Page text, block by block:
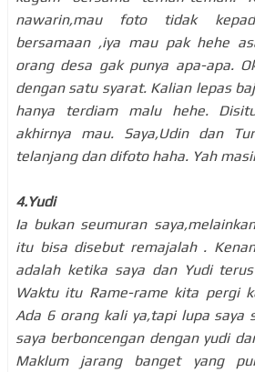
nawarin,mau foto tidak
bersamaan ,iya mau pak hehe
orang desa gak punya apa-apa.
dengan satu syarat. Kalian lepas
hanya terdiam malu hehe.
akhirnya mau. Saya,Udin dan
telanjang dan difoto haha. Yah
4.Yudi
Ia bukan seumuran
itu bisa disebut remajalah .
adalah ketika saya dan Yudi
Waktu itu Rame-rame kita pergi
Ada 6 orang kali ya,tapi lupa saya
saya berboncengan dengan yudi
Maklum jarang banget yang